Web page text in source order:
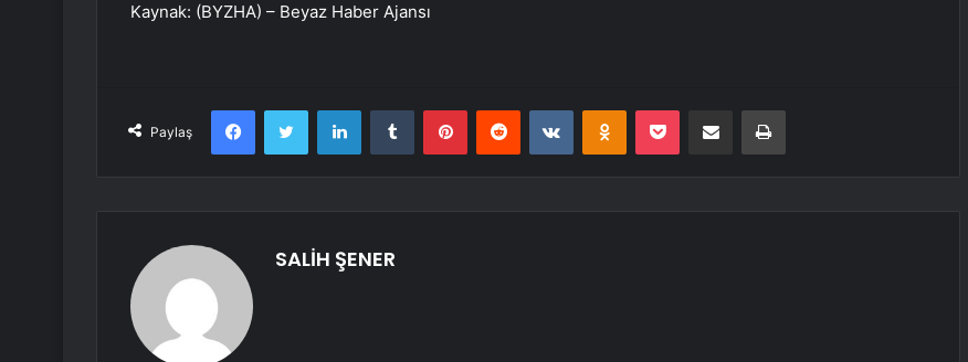
Kaynak: (BYZHA) – Beyaz Haber Ajansı
Paylaş
FacebookTwitter LinkedInTumblr PinterestReddit VKontakteOdnoklassniki
Pocket E-Posta ile paylaş Yazdır
SALİH ŞENER